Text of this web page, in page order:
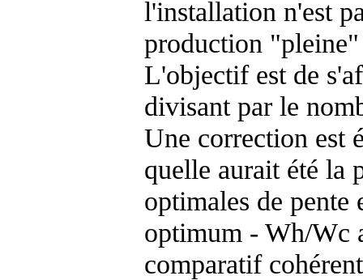
l'installation n'est
production "pleine"
L'objectif est de
divisant par le
Une correction est
quelle aurait été la
optimales de
optimum - Wh/Wc
comparatif